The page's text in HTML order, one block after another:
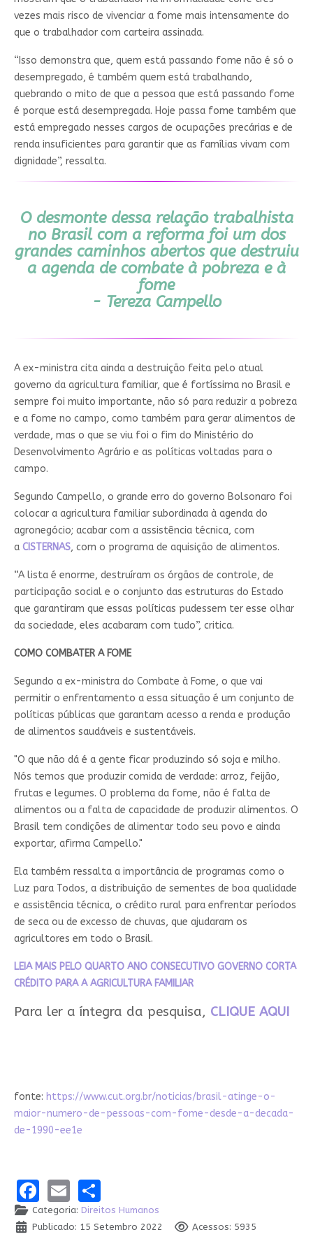
vezes mais risco de vivenciar a fome mais intensamente do
que o trabalhador com carteira assinada.
“Isso demonstra que, quem está passando fome não é só o
desempregado, é também quem está trabalhando,
quebrando o mito de que a pessoa que está passando fome
é porque está desempregada. Hoje passa fome também que
está empregado nesses cargos de ocupações precárias e de
renda insuficientes para garantir que as famílias vivam com
dignidade”, ressalta.
O desmonte dessa relação trabalhista
no Brasil com a reforma foi um dos
grandes caminhos abertos que destruiu
a agenda de combate à pobreza e à
fome
- Tereza Campello
A ex-ministra cita ainda a destruição feita pelo atual
governo da agricultura familiar, que é fortíssima no Brasil e
sempre foi muito importante, não só para reduzir a pobreza
e a fome no campo, como também para gerar alimentos de
verdade, mas o que se viu foi o fim do Ministério do
Desenvolvimento Agrário e as políticas voltadas para o
campo.
Segundo Campello, o grande erro do governo Bolsonaro foi
colocar a agricultura familiar subordinada à agenda do
agronegócio; acabar com a assistência técnica, com
a CISTERNAS, com o programa de aquisição de alimentos.
“A lista é enorme, destruíram os órgãos de controle, de
participação social e o conjunto das estruturas do Estado
que garantiram que essas políticas pudessem ter esse olhar
da sociedade, eles acabaram com tudo”, critica.
COMO COMBATER A FOME
Segundo a ex-ministra do Combate à Fome, o que vai
permitir o enfrentamento a essa situação é um conjunto de
políticas públicas que garantam acesso a renda e produção
de alimentos saudáveis e sustentáveis.
"O que não dá é a gente ficar produzindo só soja e milho.
Nós temos que produzir comida de verdade: arroz, feijão,
frutas e legumes. O problema da fome, não é falta de
alimentos ou a falta de capacidade de produzir alimentos. O
Brasil tem condições de alimentar todo seu povo e ainda
exportar, afirma Campello."
Ela também ressalta a importância de programas como o
Luz para Todos, a distribuição de sementes de boa qualidade
e assistência técnica, o crédito rural para enfrentar períodos
de seca ou de excesso de chuvas, que ajudaram os
agricultores em todo o Brasil.
LEIA MAIS PELO QUARTO ANO CONSECUTIVO GOVERNO CORTA
CRÉDITO PARA A AGRICULTURA FAMILIAR
Para ler a íntegra da pesquisa, CLIQUE AQUI
fonte: https://www.cut.org.br/noticias/brasil-atinge-o-
maior-numero-de-pessoas-com-fome-desde-a-decada-
de-1990-ee1e
Facebook
EmailShare
Categoria: Direitos Humanos
Publicado: 15 Setembro 2022
Acessos: 5935